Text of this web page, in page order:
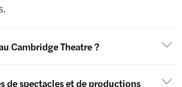
Cambridge Theatre ?
de spectacles et de productions